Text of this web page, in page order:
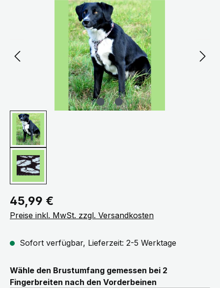
Bildergalerie überspringen
Regulärer Preis:
45,99 €
Preise inkl. MwSt. zzgl. Versandkosten
Sofort verfügbar, Lieferzeit: 2-5 Werktage
Wähle den Brustumfang gemessen bei 2
Fingerbreiten nach den Vorderbeinen